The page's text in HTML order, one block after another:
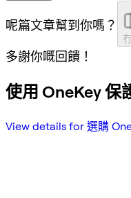
呢篇文章幫到你嗎？
多謝你嘅回饋！
使用 OneKey 保
View details for 選購